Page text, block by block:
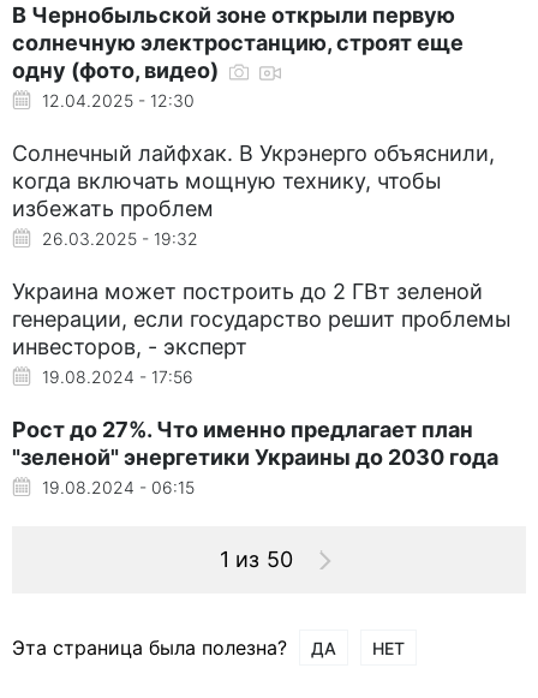
В Чернобыльской зоне открыли первую
солнечную электростанцию, строят еще
одну (фото, видео)
12.04.2025 - 12:30
Солнечный лайфхак. В Укрэнерго объяснили,
когда включать мощную технику, чтобы
избежать проблем
26.03.2025 - 19:32
Украина может построить до 2 ГВт зеленой
генерации, если государство решит проблемы
инвесторов, - эксперт
19.08.2024 - 17:56
Рост до 27%. Что именно предлагает план
"зеленой" энергетики Украины до 2030 года
19.08.2024 - 06:15
1 из 50
Эта страница была полезна? ДА НЕТ